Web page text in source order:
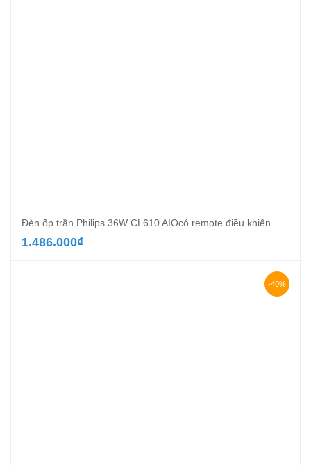
Đèn ốp trần Philips 36W CL610 AIOcó remote điều khiển
1.486.000₫
-40%